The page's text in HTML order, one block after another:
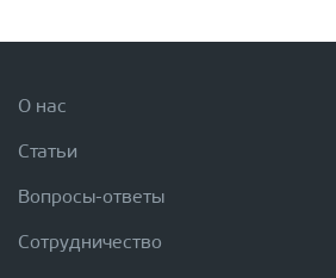
О нас
Статьи
Вопросы-ответы
Сотрудничество